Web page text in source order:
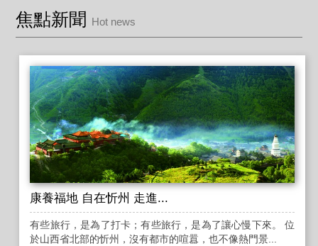
焦點新聞 Hot news
康養福地 自在忻州 走進...
有些旅行，是為了打卡；有些旅行，是為了讓心慢下來。 位
於山西省北部的忻州，沒有都市的喧囂，也不像熱門景...